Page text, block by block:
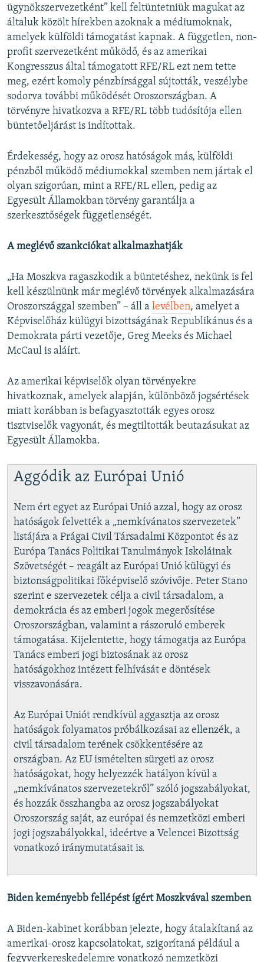
ügynökszervezetként” kell feltüntetniük magukat az
általuk közölt hírekben azoknak a médiumoknak,
amelyek külföldi támogatást kapnak. A független, non-
profit szervezetként működő, és az amerikai
Kongresszus által támogatott RFE/RL ezt nem tette
meg, ezért komoly pénzbírsággal sújtották, veszélybe
sodorva további működését Oroszországban. A
törvényre hivatkozva a RFE/RL több tudósítója ellen
büntetőeljárást is indítottak.
Érdekesség, hogy az orosz hatóságok más, külföldi
pénzből működő médiumokkal szemben nem jártak el
olyan szigorúan, mint a RFE/RL ellen, pedig az
Egyesült Államokban törvény garantálja a
szerkesztőségek függetlenségét.
A meglévő szankciókat alkalmazhatják
„Ha Moszkva ragaszkodik a büntetéshez, nekünk is fel
kell készülnünk már meglévő törvények alkalmazására
Oroszországgal szemben” – áll a levélben, amelyet a
Képviselőház külügyi bizottságának Republikánus és a
Demokrata párti vezetője, Greg Meeks és Michael
McCaul is aláírt.
Az amerikai képviselők olyan törvényekre
hivatkoznak, amelyek alapján, különböző jogsértések
miatt korábban is befagyasztották egyes orosz
tisztviselők vagyonát, és megtiltották beutazásukat az
Egyesült Államokba.
Aggódik az Európai Unió
Nem ért egyet az Európai Unió azzal, hogy az orosz
hatóságok felvették a „nemkívánatos szervezetek”
listájára a Prágai Civil Társadalmi Központot és az
Európa Tanács Politikai Tanulmányok Iskoláinak
Szövetségét – reagált az Európai Unió külügyi és
biztonságpolitikai főképviselő szóvivője. Peter Stano
szerint e szervezetek célja a civil társadalom, a
demokrácia és az emberi jogok megerősítése
Oroszországban, valamint a rászoruló emberek
támogatása. Kijelentette, hogy támogatja az Európa
Tanács emberi jogi biztosának az orosz
hatóságokhoz intézett felhívását e döntések
visszavonására.
Az Európai Uniót rendkívül aggasztja az orosz
hatóságok folyamatos próbálkozásai az ellenzék, a
civil társadalom terének csökkentésére az
országban. Az EU ismételten sürgeti az orosz
hatóságokat, hogy helyezzék hatályon kívül a
„nemkívánatos szervezetekről” szóló jogszabályokat,
és hozzák összhangba az orosz jogszabályokat
Oroszország saját, az európai és nemzetközi emberi
jogi jogszabályokkal, ideértve a Velencei Bizottság
vonatkozó iránymutatásait is.
Biden keményebb fellépést ígért Moszkvával szemben
A Biden-kabinet korábban jelezte, hogy átalakítaná az
amerikai-orosz kapcsolatokat, szigorítaná például a
fegyverkereskedelemre vonatkozó nemzetközi